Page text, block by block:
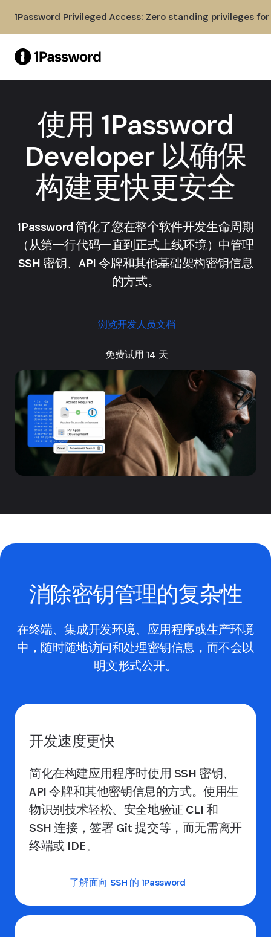
1Password Privileged Access: Zero standing privileges
使用 1Password
Developer 以确保
构建更快更安全
1Password 简化了您在整个软件开发生命周期
（从第一行代码一直到正式上线环境）中管理
SSH 密钥、API 令牌和其他基础架构密钥信息
的方式。
浏览开发人员文档
免费试用 14 天
消除密钥管理的复杂性
在终端、集成开发环境、应用程序或生产环境
中，随时随地访问和处理密钥信息，而不会以
明文形式公开。
开发速度更快
简化在构建应用程序时使用 SSH 密钥、
API 令牌和其他密钥信息的方式。使用生
物识别技术轻松、安全地验证 CLI 和
SSH 连接，签署 Git 提交等，而无需离开
终端或 IDE。
了解面向 SSH 的 1Password